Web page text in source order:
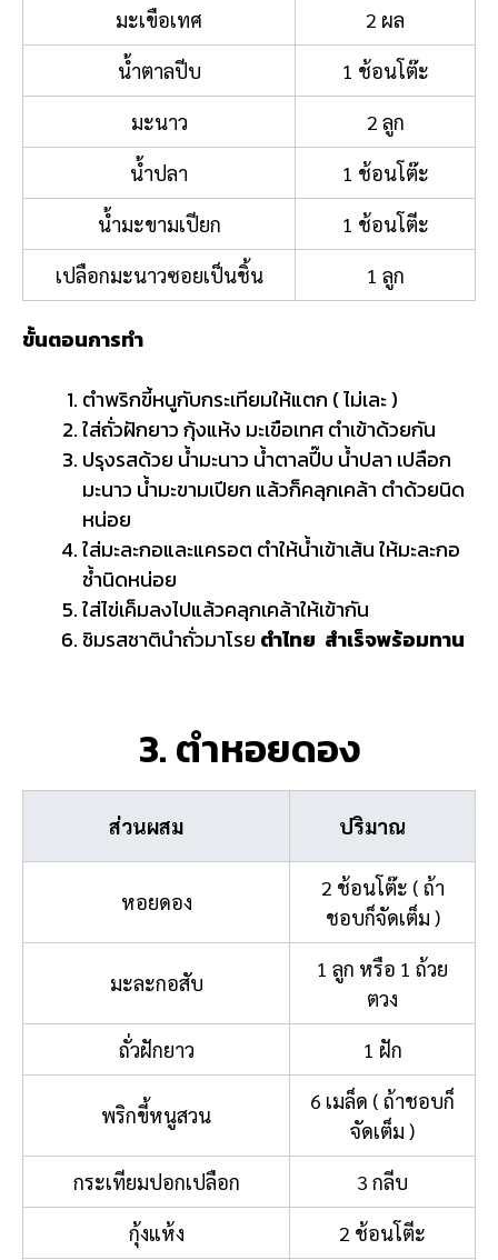
มะเขือเทศ
2 ผล
น้ำตาลปีบ
1 ช้อนโต๊ะ
มะนาว
2 ลูก
น้ำปลา
1 ช้อนโต๊ะ
น้ำมะขามเปียก
1 ช้อนโตีะ
เปลือกมะนาวซอยเป็นชิ้น
1 ลูก
ขั้นตอนการทำ
ตำพริกขี้หนูกับกระเทียมให้แตก ( ไม่เละ )
ใส่ถั่วฝักยาว กุ้งแห้ง มะเขือเทศ ตำเข้าด้วยกัน
ปรุงรสด้วย น้ำมะนาว น้ำตาลปี๊บ น้ำปลา เปลือก
มะนาว น้ำมะขามเปียก แล้วก็คลุกเคล้า ตำด้วยนิด
หน่อย
ใส่มะละกอและแครอต ตำให้น้ำเข้าเส้น ให้มะละกอ
ช้ำนิดหน่อย
ใส่ไข่เค็มลงไปแล้วคลุกเคล้าให้เข้ากัน
ชิมรสชาตินำถั่วมาโรย ตำไทย สำเร็จพร้อมทาน
3. ตำหอยดอง
ส่วนผสม ปริมาณ
หอยดอง
2 ช้อนโต๊ะ ( ถ้า
ชอบก็จัดเต็ม )
มะละกอสับ
1 ลูก หรือ 1 ถ้วย
ตวง
ถั่วฝักยาว
1 ฝัก
พริกขี้หนูสวน
6 เมล็ด ( ถ้าชอบก็
จัดเต็ม )
กระเทียมปอกเปลือก
3 กลีบ
กุ้งแห้ง
2 ช้อนโตีะ